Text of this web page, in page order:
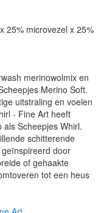
25% microvezel x 25%
merinowolmix en
Merino Soft.
uitstraling en voelen
- Fine Art heeft
Scheepjes Whirl.
schitterende
door
of gehaakte
tot een heus